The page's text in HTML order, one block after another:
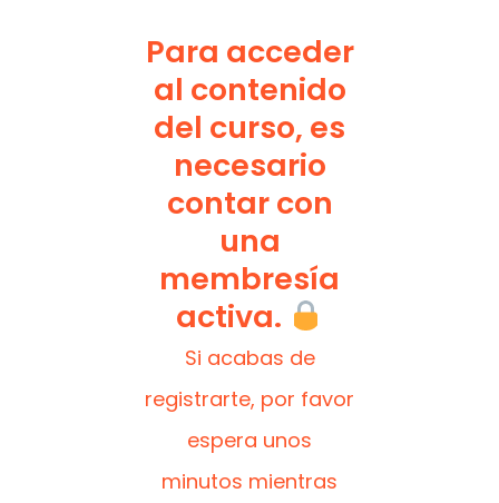
Para acceder
al contenido
del curso, es
necesario
contar con
una
membresía
activa.
Si acabas de
registrarte, por favor
espera unos
minutos mientras